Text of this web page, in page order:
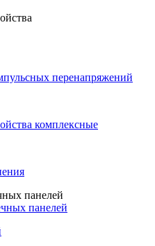
перенапряжений
комплексные
панелей
панелей